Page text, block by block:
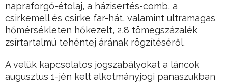
napraforgó-étolaj, a házisertés-comb, a
csirkemell és csirke far-hát, valamint ultramagas
hőmérsékleten hőkezelt, 2,8 tömegszázalék
zsírtartalmú tehéntej árának rögzítéséről.
A velük kapcsolatos jogszabályokat a láncok
augusztus 1-jén kelt alkotmányjogi panaszukban